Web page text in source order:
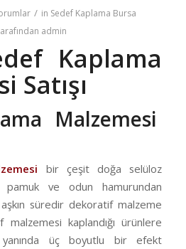
/ in Sedef Kaplama Bursa
admin
Kaplama
Satışı
Malzemesi
bir çeşit doğa selüloz
ve odun hamurundan
süredir dekoratif malzeme
malzemesi kaplandığı ürünlere
üç boyutlu bir efekt